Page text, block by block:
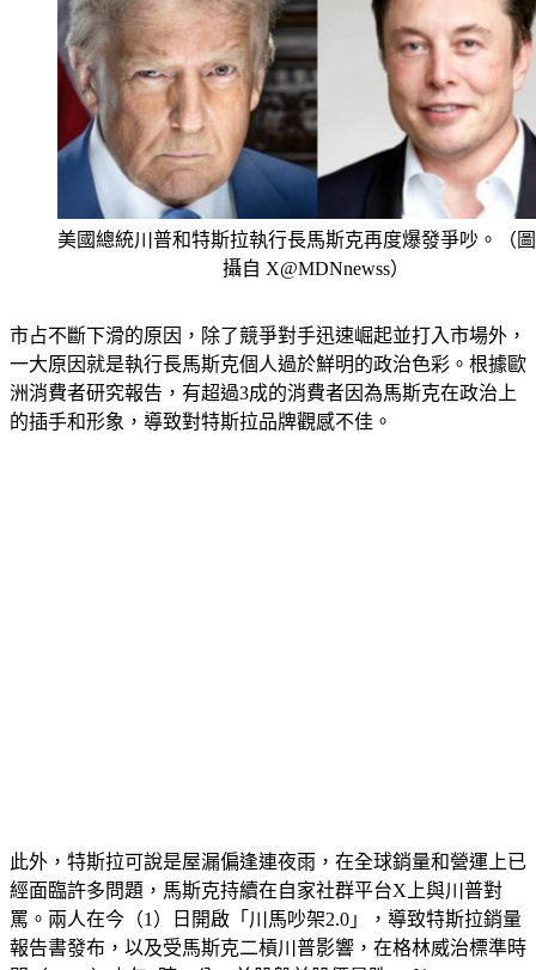
美國總統川普和特斯拉執行長馬斯克再度爆發爭吵。（
攝自 X@MDNnewss）
一大原因就是執行長馬斯克個人過於鮮明的政治色彩。根據歐
洲消費者研究報告，有超過3成的消費者因為馬斯克在政治上
的插手和形象，導致對特斯拉品牌觀感不佳。
經面臨許多問題，馬斯克持續在自家社群平台X上與川普對
罵。兩人在今（1）日開啟「川馬吵架2.0」，導致特斯拉銷量
報告書發布，以及受馬斯克二槓川普影響，在格林威治標準時
間（GMT）上午7時30分，美股盤前股價暴跌5.6％。